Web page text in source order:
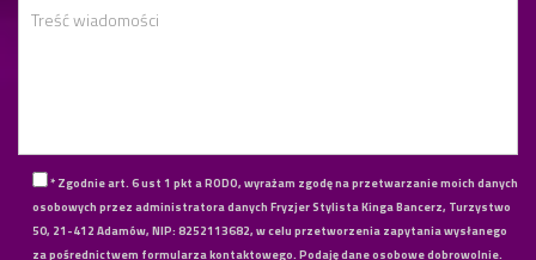
* Zgodnie art. 6 ust 1 pkt a RODO, wyrażam zgodę na przetwarzanie moich danych
osobowych przez administratora danych Fryzjer Stylista Kinga Bancerz, Turzystwo
50, 21-412 Adamów, NIP: 8252113682, w celu przetworzenia zapytania wysłanego
za pośrednictwem formularza kontaktowego. Podaję dane osobowe dobrowolnie.